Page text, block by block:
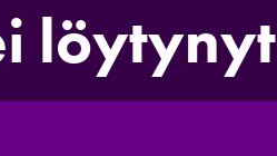
löytynyt